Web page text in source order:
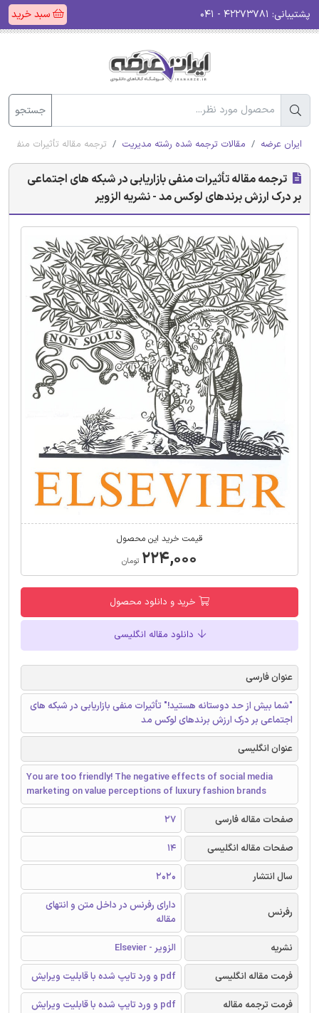
پشتیبانی: سبد خرید
جستجو
ایران عرضه مقالات ترجمه شده رشته مدیریت ترجمه مقاله تأثیرات منفی
ترجمه مقاله تأثیرات منفی بازاریابی در شبکه های اجتماعی
بر درک ارزش برندهای لوکس مد - نشریه الزویر
قیمت خرید این محصول
۲۲۴,۰۰۰ تومان
خرید و دانلود محصول
دانلود مقاله انگلیسی
عنوان فارسی
"شما بیش از حد دوستانه هستید!" تأثیرات منفی بازاریابی در شبکه های
اجتماعی بر درک ارزش برندهای لوکس مد
عنوان انگلیسی
You are too friendly! The negative effects of social media
marketing on value perceptions of luxury fashion brands
صفحات مقاله فارسی
27
صفحات مقاله انگلیسی
14
سال انتشار
2020
رفرنس
دارای رفرنس در داخل متن و انتهای
مقاله
نشریه
الزویر - Elsevier
فرمت مقاله انگلیسی
pdf و ورد تایپ شده با قابلیت ویرایش
فرمت ترجمه مقاله
pdf و ورد تایپ شده با قابلیت ویرایش